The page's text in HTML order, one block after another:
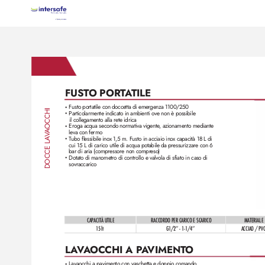
DOCCE L
A
V
A
OCCHI • Fusto portatile con doccetta di emergenza 1100/250
• Particolarmente indicato in ambienti ove non è possibile
il collegamento alla rete idrica
• Eroga acqua secondo normativa vigente, azionamento mediante
leva con fermo
• Tubo flessibile inox 1,5 m. Fusto in acciaio inox capacità 18 L di
cui 15 L di carico utile di acqua potabile da pressurizzare con 6
bar di aria (compressore non compreso)
• Dotato di manometro di controllo e valvola di sfiato in caso di
sovraccarico
LAVAOCCHI A PAVIMENTO
FUSTO PORTATILE
CAPACITÀ UTILE RACCORDO PER CARICO E SCARICO MATERIALE
15 lt G1/2ʼʼ - 1-1/4ʼʼ ACCIAO / PVC